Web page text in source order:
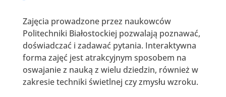
Zajęcia prowadzone przez naukowców
Politechniki Białostockiej pozwalają poznawać,
doświadczać i zadawać pytania. Interaktywna
forma zajęć jest atrakcyjnym sposobem na
oswajanie z nauką z wielu dziedzin, również w
zakresie techniki świetlnej czy zmysłu wzroku.